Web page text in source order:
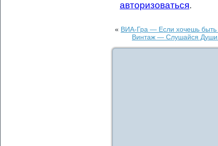
авторизоваться.
« ВИА-Гра — Если хочешь
Винтаж — Слушайся Души